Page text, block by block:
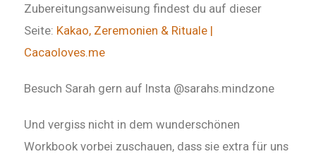
Zubereitungsanweisung findest du auf dieser
Seite: Kakao, Zeremonien & Rituale |
Cacaoloves.me
Besuch Sarah gern auf Insta @sarahs.mindzone
Und vergiss nicht in dem wunderschönen
Workbook vorbei zuschauen, dass sie extra für uns